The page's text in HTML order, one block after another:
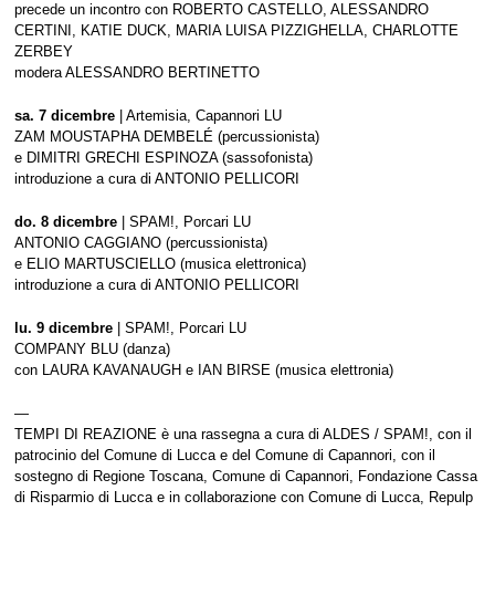
precede un incontro con ROBERTO CASTELLO, ALESSANDRO
CERTINI, KATIE DUCK, MARIA LUISA PIZZIGHELLA, CHARLOTTE
ZERBEY
modera ALESSANDRO BERTINETTO
sa. 7 dicembre | Artemisia, Capannori LU
ZAM MOUSTAPHA DEMBELÉ (percussionista)
e DIMITRI GRECHI ESPINOZA (sassofonista)
introduzione a cura di ANTONIO PELLICORI
do. 8 dicembre | SPAM!, Porcari LU
ANTONIO CAGGIANO (percussionista)
e ELIO MARTUSCIELLO (musica elettronica)
introduzione a cura di ANTONIO PELLICORI
lu. 9 dicembre | SPAM!, Porcari LU
COMPANY BLU (danza)
con LAURA KAVANAUGH e IAN BIRSE (musica elettronia)
—
TEMPI DI REAZIONE è una rassegna a cura di ALDES / SPAM!, con il
patrocinio del Comune di Lucca e del Comune di Capannori, con il
sostegno di Regione Toscana, Comune di Capannori, Fondazione Cassa
di Risparmio di Lucca e in collaborazione con Comune di Lucca, Repulp